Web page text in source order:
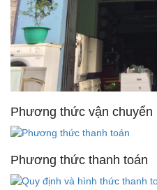
Phương thức vận chuyển
Phương thức thanh toán